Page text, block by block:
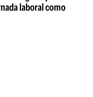
laboral como